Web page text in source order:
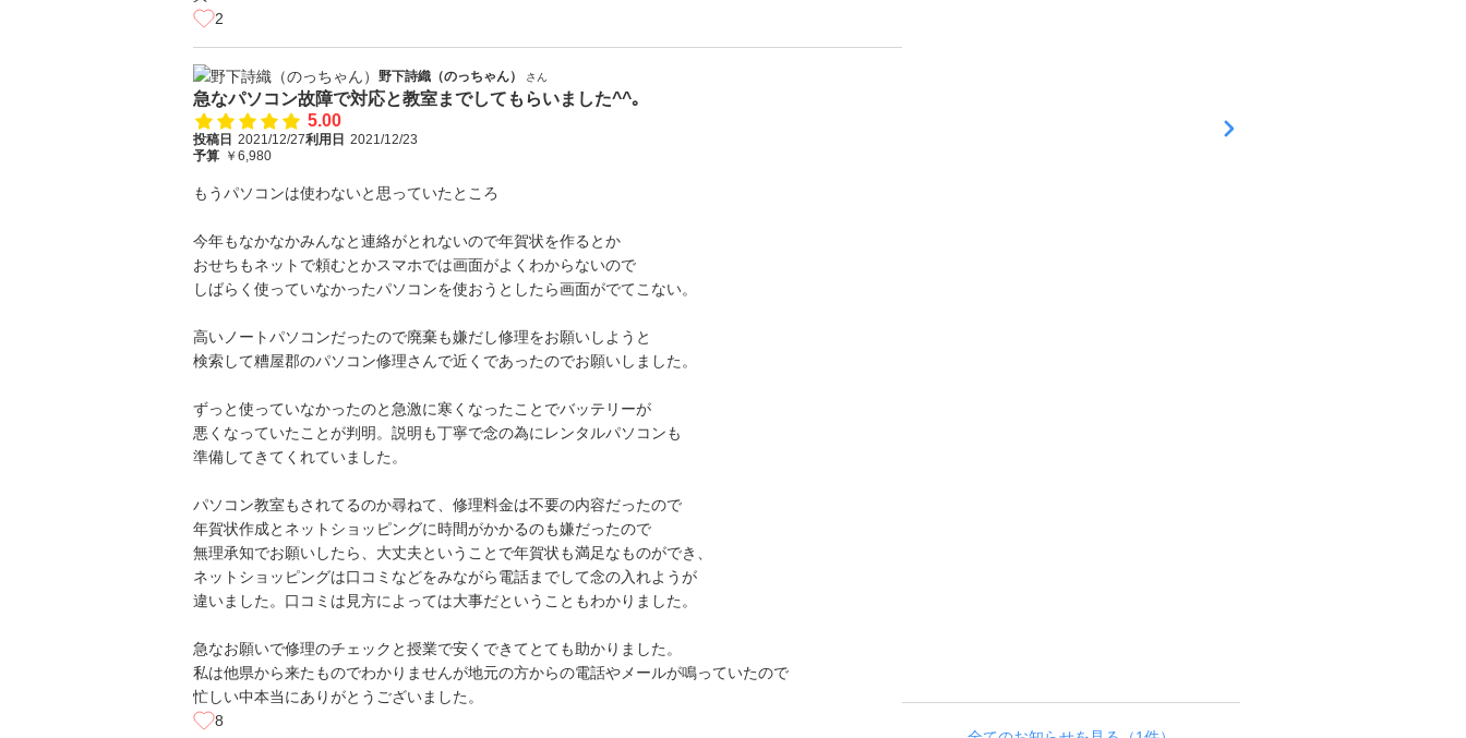
2
野下詩織（のっちゃん） さん
急なパソコン故障で対応と教室までしてもらいました^^｡
5.00
投稿日 2021/12/27利用日 2021/12/23
予算 ￥6,980
もうパソコンは使わないと思っていたところ
今年もなかなかみんなと連絡がとれないので年賀状を作るとか
おせちもネットで頼むとかスマホでは画面がよくわからないので
しばらく使っていなかったパソコンを使おうとしたら画面がでてこない。
高いノートパソコンだったので廃棄も嫌だし修理をお願いしようと
検索して糟屋郡のパソコン修理さんで近くであったのでお願いしました。
ずっと使っていなかったのと急激に寒くなったことでバッテリーが
悪くなっていたことが判明。説明も丁寧で念の為にレンタルパソコンも
準備してきてくれていました。
パソコン教室もされてるのか尋ねて、修理料金は不要の内容だったので
年賀状作成とネットショッピングに時間がかかるのも嫌だったので
無理承知でお願いしたら、大丈夫ということで年賀状も満足なものができ、
ネットショッピングは口コミなどをみながら電話までして念の入れようが
違いました。口コミは見方によっては大事だということもわかりました。
急なお願いで修理のチェックと授業で安くできてとても助かりました。
私は他県から来たものでわかりませんが地元の方からの電話やメールが鳴っていたので
忙しい中本当にありがとうございました。
8